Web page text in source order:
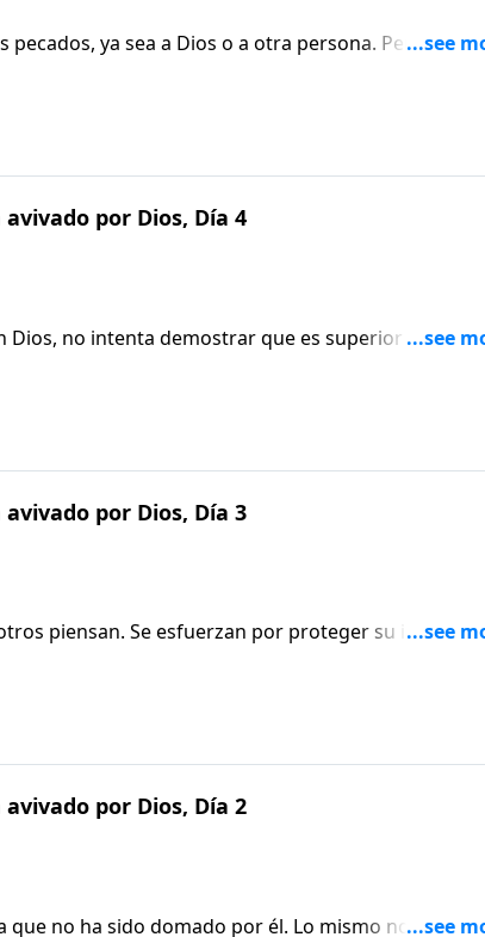
ya sea a Dios o a otra persona. Pero,
que implica la verdadera confesión y el verdadero
por Dios, Día 4
Dios, no intenta demostrar que es superior a los
más sobre este tema en este episodio de Aviva
por Dios, Día 3
piensan. Se esfuerzan por proteger su imagen
que se preocupan por ser genuinas. Lo
en este episodio de Aviva Nuestros Corazones.
por Dios, Día 2
no ha sido domado por él. Lo mismo nos pasa